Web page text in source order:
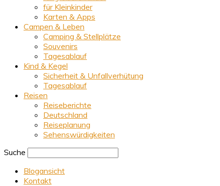
für Kleinkinder
Karten & Apps
Campen & Leben
Camping & Stellplätze
Souvenirs
Tagesablauf
Kind & Kegel
Sicherheit & Unfallverhütung
Tagesablauf
Reisen
Reiseberichte
Deutschland
Reiseplanung
Sehenswürdigkeiten
Suche
Blogansicht
Kontakt